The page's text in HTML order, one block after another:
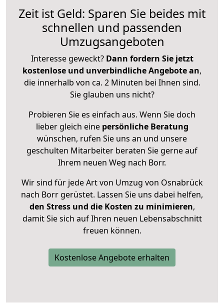
Zeit ist Geld: Sparen Sie beides mit
schnellen und passenden
Umzugsangeboten
Interesse geweckt? Dann fordern Sie jetzt
kostenlose und unverbindliche Angebote an,
die innerhalb von ca. 2 Minuten bei Ihnen sind.
Sie glauben uns nicht?
Probieren Sie es einfach aus. Wenn Sie doch
lieber gleich eine persönliche Beratung
wünschen, rufen Sie uns an und unsere
geschulten Mitarbeiter beraten Sie gerne auf
Ihrem neuen Weg nach Borr.
Wir sind für jede Art von Umzug von Osnabrück
nach Borr gerüstet. Lassen Sie uns dabei helfen,
den Stress und die Kosten zu minimieren,
damit Sie sich auf Ihren neuen Lebensabschnitt
freuen können.
Kostenlose Angebote erhalten